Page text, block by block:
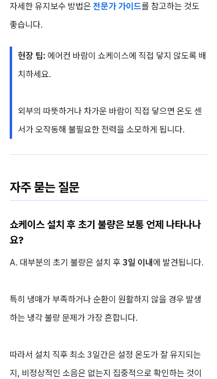
자세한 유지보수 방법은 전문가 가이드를 참고하는 것도
좋습니다.
현장 팁: 에어컨 바람이 쇼케이스에 직접 닿지 않도록 배
치하세요.
외부의 따뜻하거나 차가운 바람이 직접 닿으면 온도 센
서가 오작동해 불필요한 전력을 소모하게 됩니다.
자주 묻는 질문
쇼케이스 설치 후 초기 불량은 보통 언제 나타나나
요?
A. 대부분의 초기 불량은 설치 후 3일 이내에 발견됩니다.
특히 냉매가 부족하거나 순환이 원활하지 않을 경우 발생
하는 냉각 불량 문제가 가장 흔합니다.
따라서 설치 직후 최소 3일간은 설정 온도가 잘 유지되는
지, 비정상적인 소음은 없는지 집중적으로 확인하는 것이